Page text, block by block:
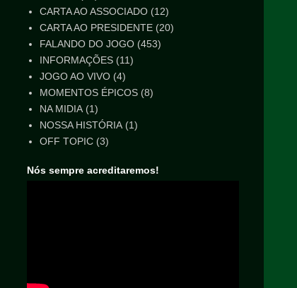
CARTA AO ASSOCIADO (12)
CARTA AO PRESIDENTE (20)
FALANDO DO JOGO (453)
INFORMAÇÕES (11)
JOGO AO VIVO (4)
MOMENTOS ÉPICOS (8)
NA MIDIA (1)
NOSSA HISTÓRIA (1)
OFF TOPIC (3)
Nós sempre acreditaremos!